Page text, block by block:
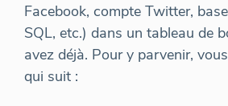
Facebook, compte Twitter,
SQL, etc.) dans un tableau de
avez déjà. Pour y parvenir,
qui suit :